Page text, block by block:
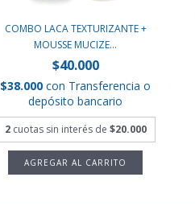
COMBO LACA TEXTURIZANTE +
MOUSSE MUCIZE...
$40.000
$38.000con Transferencia o
depósito bancario
2 cuotas sin interés de $20.000